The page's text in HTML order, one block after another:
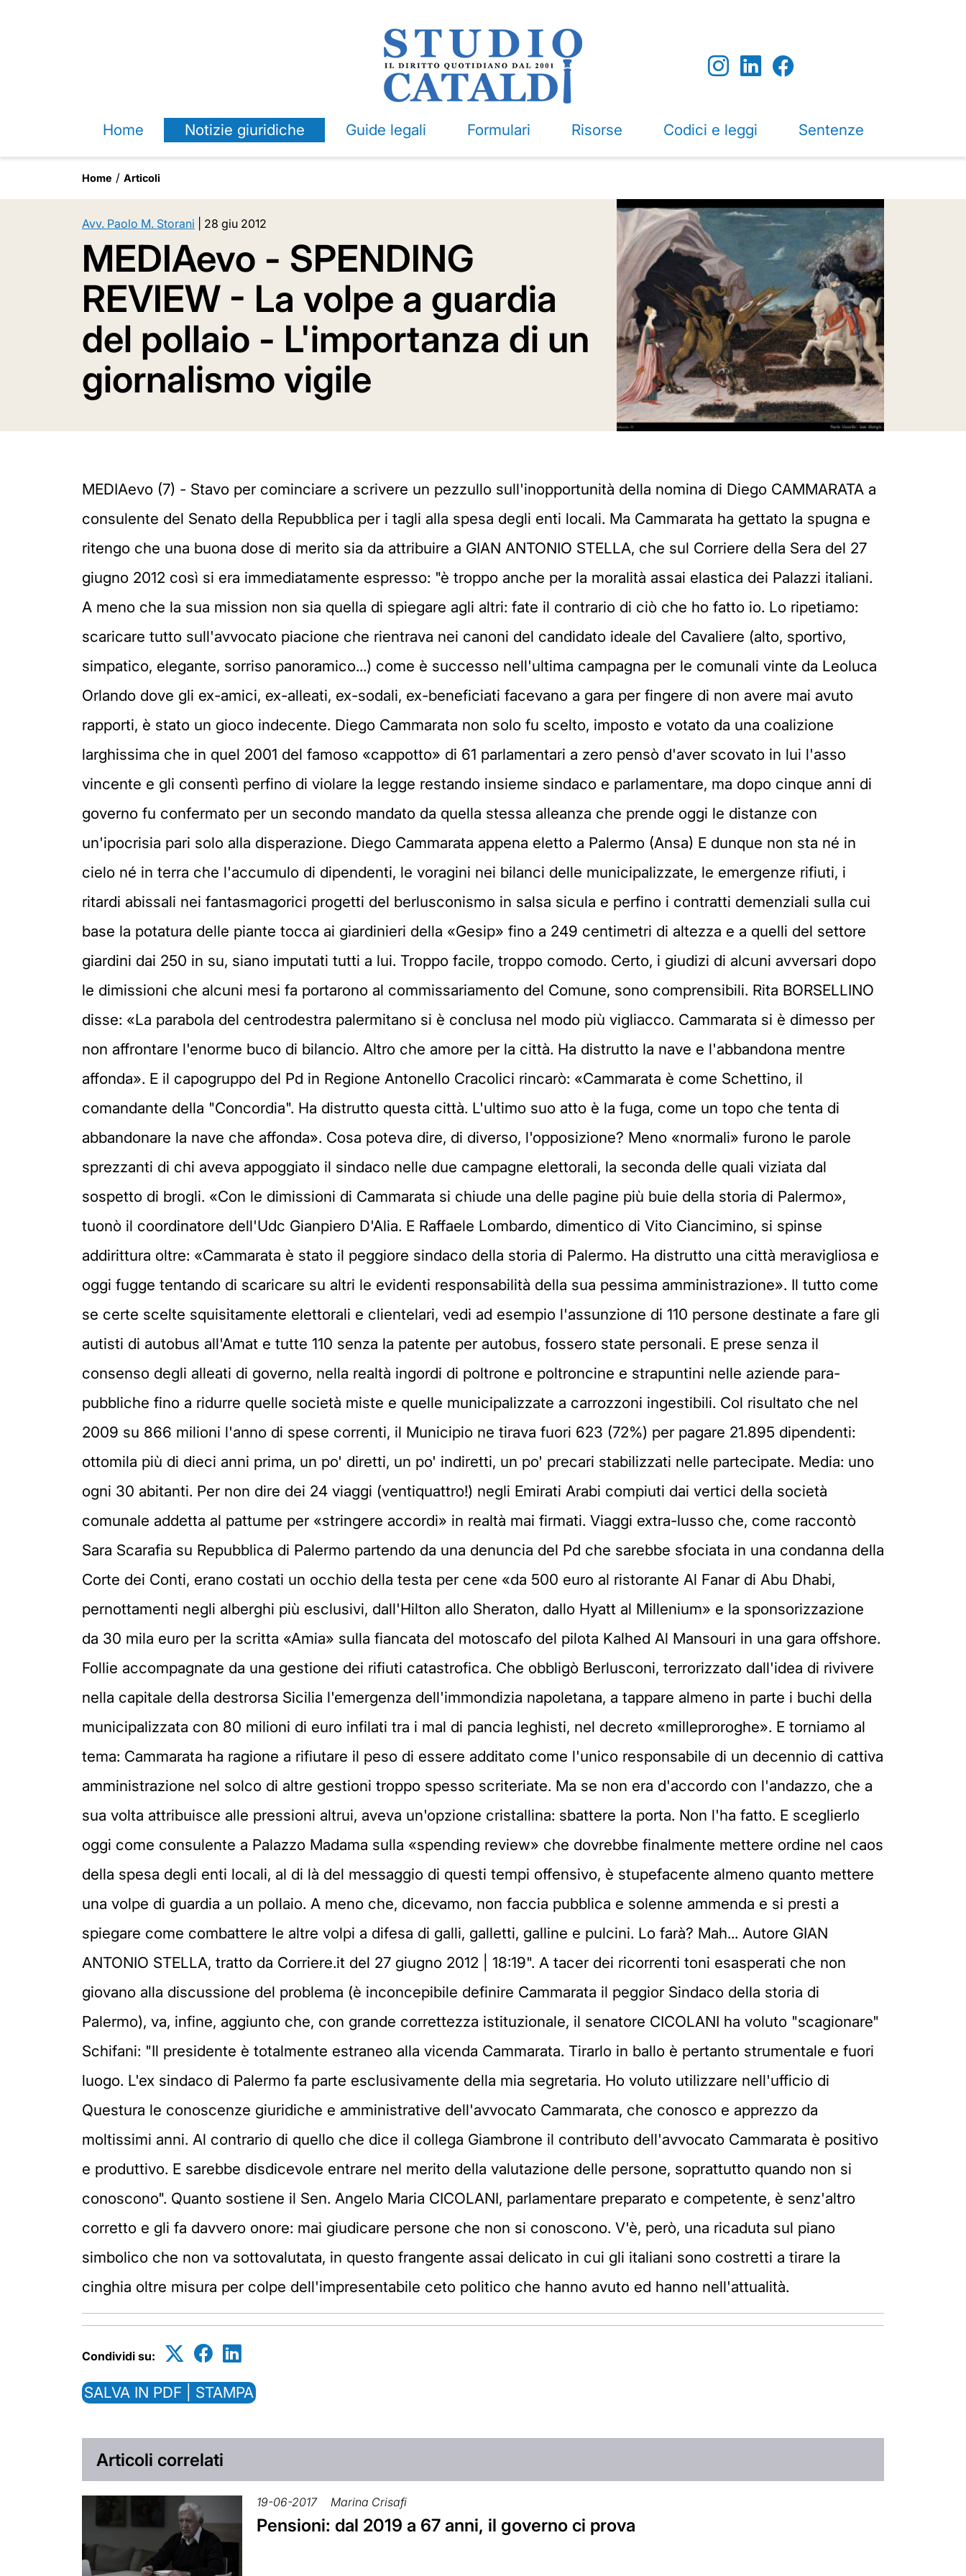
Home Notizie giuridiche Guide legali Formulari Risorse Codici e leggi Sentenze
Home Articoli
Avv. Paolo M. Storani 28 giu 2012
MEDIAevo - SPENDING
REVIEW - La volpe a guardia
del pollaio - L'importanza di un
giornalismo vigile
MEDIAevo (7) - Stavo per cominciare a scrivere un pezzullo sull'inopportunità della nomina di Diego CAMMARATA a
consulente del Senato della Repubblica per i tagli alla spesa degli enti locali. Ma Cammarata ha gettato la spugna e
ritengo che una buona dose di merito sia da attribuire a GIAN ANTONIO STELLA, che sul Corriere della Sera del 27
giugno 2012 così si era immediatamente espresso: "è troppo anche per la moralità assai elastica dei Palazzi italiani.
A meno che la sua mission non sia quella di spiegare agli altri: fate il contrario di ciò che ho fatto io. Lo ripetiamo:
scaricare tutto sull'avvocato piacione che rientrava nei canoni del candidato ideale del Cavaliere (alto, sportivo,
simpatico, elegante, sorriso panoramico...) come è successo nell'ultima campagna per le comunali vinte da Leoluca
Orlando dove gli ex-amici, ex-alleati, ex-sodali, ex-beneficiati facevano a gara per fingere di non avere mai avuto
rapporti, è stato un gioco indecente. Diego Cammarata non solo fu scelto, imposto e votato da una coalizione
larghissima che in quel 2001 del famoso «cappotto» di 61 parlamentari a zero pensò d'aver scovato in lui l'asso
vincente e gli consentì perfino di violare la legge restando insieme sindaco e parlamentare, ma dopo cinque anni di
governo fu confermato per un secondo mandato da quella stessa alleanza che prende oggi le distanze con
un'ipocrisia pari solo alla disperazione. Diego Cammarata appena eletto a Palermo (Ansa) E dunque non sta né in
cielo né in terra che l'accumulo di dipendenti, le voragini nei bilanci delle municipalizzate, le emergenze rifiuti, i
ritardi abissali nei fantasmagorici progetti del berlusconismo in salsa sicula e perfino i contratti demenziali sulla cui
base la potatura delle piante tocca ai giardinieri della «Gesip» fino a 249 centimetri di altezza e a quelli del settore
giardini dai 250 in su, siano imputati tutti a lui. Troppo facile, troppo comodo. Certo, i giudizi di alcuni avversari dopo
le dimissioni che alcuni mesi fa portarono al commissariamento del Comune, sono comprensibili. Rita BORSELLINO
disse: «La parabola del centrodestra palermitano si è conclusa nel modo più vigliacco. Cammarata si è dimesso per
non affrontare l'enorme buco di bilancio. Altro che amore per la città. Ha distrutto la nave e l'abbandona mentre
affonda». E il capogruppo del Pd in Regione Antonello Cracolici rincarò: «Cammarata è come Schettino, il
comandante della "Concordia". Ha distrutto questa città. L'ultimo suo atto è la fuga, come un topo che tenta di
abbandonare la nave che affonda». Cosa poteva dire, di diverso, l'opposizione? Meno «normali» furono le parole
sprezzanti di chi aveva appoggiato il sindaco nelle due campagne elettorali, la seconda delle quali viziata dal
sospetto di brogli. «Con le dimissioni di Cammarata si chiude una delle pagine più buie della storia di Palermo»,
tuonò il coordinatore dell'Udc Gianpiero D'Alia. E Raffaele Lombardo, dimentico di Vito Ciancimino, si spinse
addirittura oltre: «Cammarata è stato il peggiore sindaco della storia di Palermo. Ha distrutto una città meravigliosa e
oggi fugge tentando di scaricare su altri le evidenti responsabilità della sua pessima amministrazione». Il tutto come
se certe scelte squisitamente elettorali e clientelari, vedi ad esempio l'assunzione di 110 persone destinate a fare gli
autisti di autobus all'Amat e tutte 110 senza la patente per autobus, fossero state personali. E prese senza il
consenso degli alleati di governo, nella realtà ingordi di poltrone e poltroncine e strapuntini nelle aziende para-
pubbliche fino a ridurre quelle società miste e quelle municipalizzate a carrozzoni ingestibili. Col risultato che nel
2009 su 866 milioni l'anno di spese correnti, il Municipio ne tirava fuori 623 (72%) per pagare 21.895 dipendenti:
ottomila più di dieci anni prima, un po' diretti, un po' indiretti, un po' precari stabilizzati nelle partecipate. Media: uno
ogni 30 abitanti. Per non dire dei 24 viaggi (ventiquattro!) negli Emirati Arabi compiuti dai vertici della società
comunale addetta al pattume per «stringere accordi» in realtà mai firmati. Viaggi extra-lusso che, come raccontò
Sara Scarafia su Repubblica di Palermo partendo da una denuncia del Pd che sarebbe sfociata in una condanna della
Corte dei Conti, erano costati un occhio della testa per cene «da 500 euro al ristorante Al Fanar di Abu Dhabi,
pernottamenti negli alberghi più esclusivi, dall'Hilton allo Sheraton, dallo Hyatt al Millenium» e la sponsorizzazione
da 30 mila euro per la scritta «Amia» sulla fiancata del motoscafo del pilota Kalhed Al Mansouri in una gara offshore.
Follie accompagnate da una gestione dei rifiuti catastrofica. Che obbligò Berlusconi, terrorizzato dall'idea di rivivere
nella capitale della destrorsa Sicilia l'emergenza dell'immondizia napoletana, a tappare almeno in parte i buchi della
municipalizzata con 80 milioni di euro infilati tra i mal di pancia leghisti, nel decreto «milleproroghe». E torniamo al
tema: Cammarata ha ragione a rifiutare il peso di essere additato come l'unico responsabile di un decennio di cattiva
amministrazione nel solco di altre gestioni troppo spesso scriteriate. Ma se non era d'accordo con l'andazzo, che a
sua volta attribuisce alle pressioni altrui, aveva un'opzione cristallina: sbattere la porta. Non l'ha fatto. E sceglierlo
oggi come consulente a Palazzo Madama sulla «spending review» che dovrebbe finalmente mettere ordine nel caos
della spesa degli enti locali, al di là del messaggio di questi tempi offensivo, è stupefacente almeno quanto mettere
una volpe di guardia a un pollaio. A meno che, dicevamo, non faccia pubblica e solenne ammenda e si presti a
spiegare come combattere le altre volpi a difesa di galli, galletti, galline e pulcini. Lo farà? Mah... Autore GIAN
ANTONIO STELLA, tratto da Corriere.it del 27 giugno 2012 | 18:19". A tacer dei ricorrenti toni esasperati che non
giovano alla discussione del problema (è inconcepibile definire Cammarata il peggior Sindaco della storia di
Palermo), va, infine, aggiunto che, con grande correttezza istituzionale, il senatore CICOLANI ha voluto "scagionare"
Schifani: "Il presidente è totalmente estraneo alla vicenda Cammarata. Tirarlo in ballo è pertanto strumentale e fuori
luogo. L'ex sindaco di Palermo fa parte esclusivamente della mia segretaria. Ho voluto utilizzare nell'ufficio di
Questura le conoscenze giuridiche e amministrative dell'avvocato Cammarata, che conosco e apprezzo da
moltissimi anni. Al contrario di quello che dice il collega Giambrone il contributo dell'avvocato Cammarata è positivo
e produttivo. E sarebbe disdicevole entrare nel merito della valutazione delle persone, soprattutto quando non si
conoscono". Quanto sostiene il Sen. Angelo Maria CICOLANI, parlamentare preparato e competente, è senz'altro
corretto e gli fa davvero onore: mai giudicare persone che non si conoscono. V'è, però, una ricaduta sul piano
simbolico che non va sottovalutata, in questo frangente assai delicato in cui gli italiani sono costretti a tirare la
cinghia oltre misura per colpe dell'impresentabile ceto politico che hanno avuto ed hanno nell'attualità.
Condividi su:
SALVA IN PDF | STAMPA
Articoli correlati
19-06-2017 Marina Crisafi
Pensioni: dal 2019 a 67 anni, il governo ci prova